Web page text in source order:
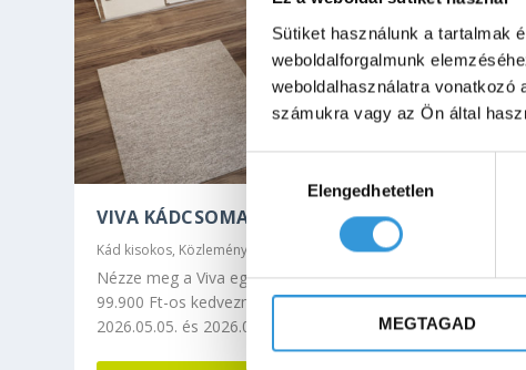
Sütiket használunk a tartalmak
weboldalforgalmunk
weboldalhasználatra vonatkozó
számukra vagy az Ön által
Hozzájárulás
kiválasztásaElengedhetetlen
MEGTAGAD
VIVA KÁDCSOMAG NYÁRI AKCIÓ
Kád kisokos, Közlemény
Nézze meg a Viva egyenes fürdőkádat bármelyik méretben
99.900 Ft-os kedvezményes áron extra ajándékokkal
2026.05.05. és 2026.08.31. között.